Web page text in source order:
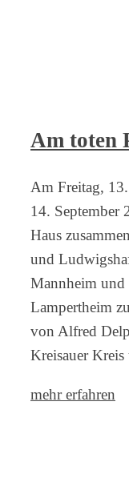
Am toten
Am Freitag,
14. September
Haus
und
Mannheim und
Lampertheim
von Alfred
Kreisauer
mehr erfahren